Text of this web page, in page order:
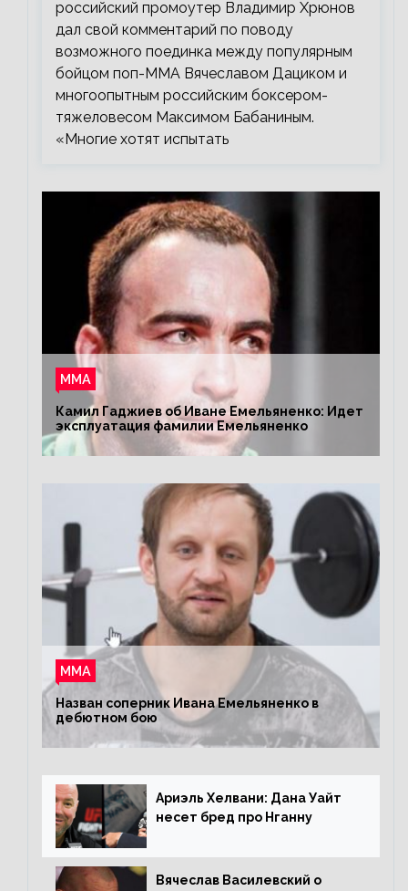
российский промоутер Владимир Хрюнов
дал свой комментарий по поводу
возможного поединка между популярным
бойцом поп-ММА Вячеславом Дациком и
многоопытным российским боксером-
тяжеловесом Максимом Бабаниным.
«Многие хотят испытать
ММА
Камил Гаджиев об Иване Емельяненко: Идет
эксплуатация фамилии Емельяненко
ММА
Назван соперник Ивана Емельяненко в
дебютном бою
Ариэль Хелвани: Дана Уайт
несет бред про Нганну
Вячеслав Василевский о